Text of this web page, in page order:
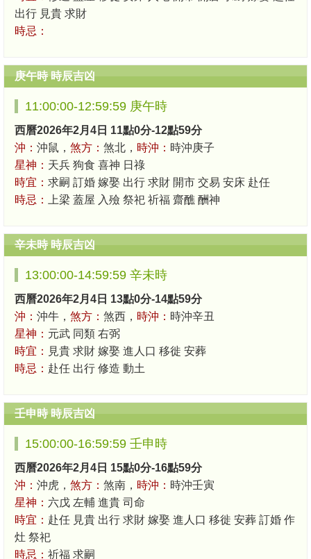
出行 見貴 求財
時忌：
庚午時 時辰吉凶
11:00:00-12:59:59 庚午時
西曆2026年2月4日 11點0分-12點59分
沖： 沖鼠， 煞方： 煞北， 時沖： 時沖庚子
星神： 天兵 狗食 喜神 日祿
時宜： 求嗣 訂婚 嫁娶 出行 求財 開市 交易 安床 赴任
時忌：
上梁 蓋屋 入殮 祭祀 祈福 齋醮 酬神
辛未時 時辰吉凶
13:00:00-14:59:59 辛未時
西曆2026年2月4日 13點0分-14點59分
沖： 沖牛， 煞方： 煞西， 時沖： 時沖辛丑
星神： 元武 同類 右弼
時宜： 見貴 求財 嫁娶 進人口 移徙 安葬
時忌： 赴任 出行 修造 動土
壬申時 時辰吉凶
15:00:00-16:59:59 壬申時
西曆2026年2月4日 15點0分-16點59分
沖： 沖虎， 煞方： 煞南， 時沖： 時沖壬寅
星神： 六戊 左輔 進貴 司命
時宜： 赴任 見貴 出行 求財 嫁娶 進人口 移徙 安葬 訂婚 作
灶 祭祀
時忌： 祈福 求嗣